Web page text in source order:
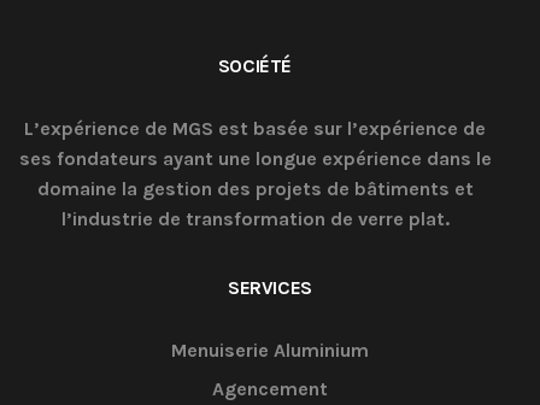
SOCIÉTÉ
L’expérience de MGS est basée sur l’expérience de
ses fondateurs ayant une longue expérience dans le
domaine la gestion des projets de bâtiments et
l’industrie de transformation de verre plat.
SERVICES
Menuiserie Aluminium
Agencement